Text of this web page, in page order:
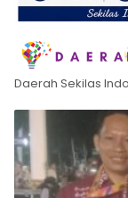
Daerah Sekilas